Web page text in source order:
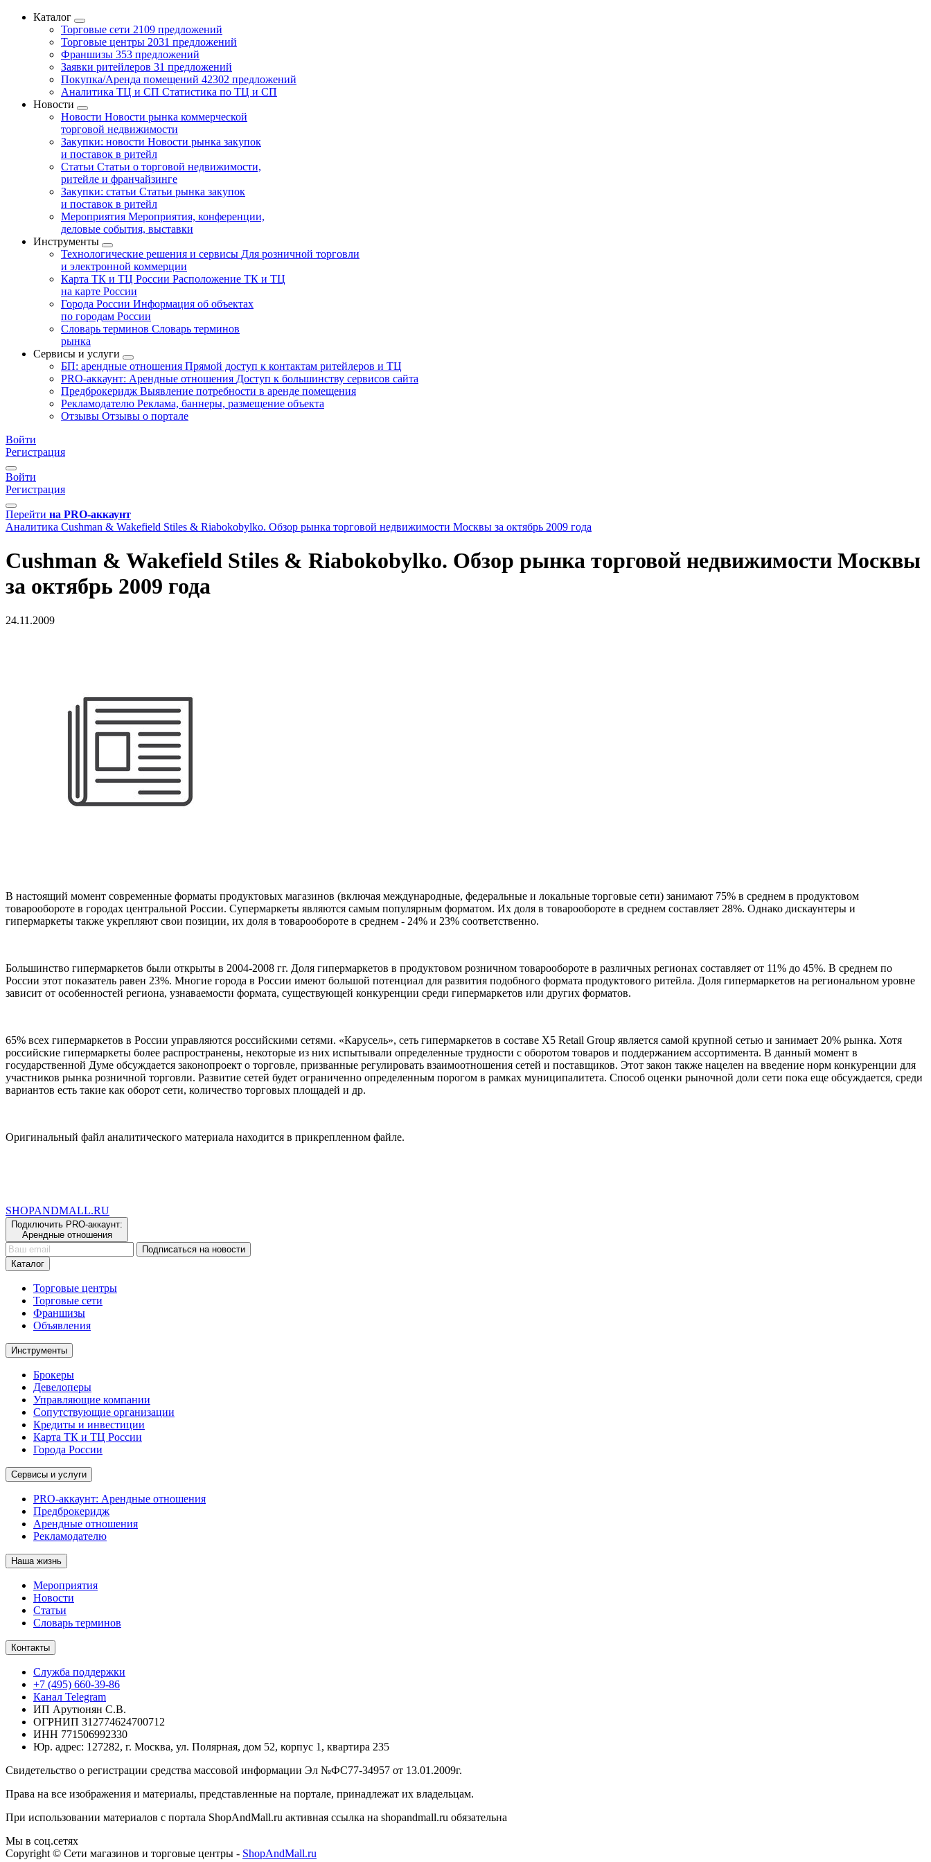
Каталог
Торговые сети 2109 предложений
Торговые центры 2031 предложений
Франшизы 353 предложений
Заявки ритейлеров 31 предложений
Покупка/Аренда помещений 42302 предложений
Аналитика ТЦ и СП Статистика по ТЦ и СП
Новости
Новости Новости рынка коммерческой
торговой недвижимости
Закупки: новости Новости рынка закупок
и поставок в ритейл
Статьи Статьи о торговой недвижимости,
ритейле и франчайзинге
Закупки: статьи Статьи рынка закупок
и поставок в ритейл
Мероприятия Мероприятия, конференции,
деловые события, выставки
Инструменты
Технологические решения и сервисы Для розничной торговли
и электронной коммерции
Карта ТК и ТЦ России Расположение ТК и ТЦ
на карте России
Города России Информация об объектах
по городам России
Словарь терминов Словарь терминов
рынка
Сервисы и услуги
БП: арендные отношения Прямой доступ к контактам ритейлеров и ТЦ
PRO-аккаунт: Арендные отношения Доступ к большинству сервисов сайта
Предброкеридж Выявление потребности в аренде помещения
Рекламодателю Реклама, баннеры, размещение объекта
Отзывы Отзывы о портале
Войти
Регистрация
Войти
Регистрация
Перейти на PRO-аккаунт
Аналитика Cushman & Wakefield Stiles & Riabokobylko. Обзор рынка торговой недвижимости Москвы за октябрь 2009 года
Cushman & Wakefield Stiles & Riabokobylko. Обзор рынка торговой недвижимости Москвы
за октябрь 2009 года
24.11.2009
В настоящий момент современные форматы продуктовых магазинов (включая международные, федеральные и локальные торговые сети) занимают 75% в среднем в продуктовом
товарообороте в городах центральной России. Супермаркеты являются самым популярным форматом. Их доля в товарообороте в среднем составляет 28%. Однако дискаунтеры и
гипермаркеты также укрепляют свои позиции, их доля в товарообороте в среднем - 24% и 23% соответственно.
Большинство гипермаркетов были открыты в 2004-2008 гг. Доля гипермаркетов в продуктовом розничном товарообороте в различных регионах составляет от 11% до 45%. В среднем по
России этот показатель равен 23%. Многие города в России имеют большой потенциал для развития подобного формата продуктового ритейла. Доля гипермаркетов на региональном уровне
зависит от особенностей региона, узнаваемости формата, существующей конкуренции среди гипермаркетов или других форматов.
65% всех гипермаркетов в России управляются российскими сетями. «Карусель», сеть гипермаркетов в составе X5 Retail Group является самой крупной сетью и занимает 20% рынка. Хотя
российские гипермаркеты более распространены, некоторые из них испытывали определенные трудности с оборотом товаров и поддержанием ассортимента. В данный момент в
государственной Думе обсуждается законопроект о торговле, призванные регулировать взаимоотношения сетей и поставщиков. Этот закон также нацелен на введение норм конкуренции для
участников рынка розничной торговли. Развитие сетей будет ограниченно определенным порогом в рамках муниципалитета. Способ оценки рыночной доли сети пока еще обсуждается, среди
вариантов есть такие как оборот сети, количество торговых площадей и др.
Оригинальный файл аналитического материала находится в прикрепленном файле.
SHOPANDMALL.RU
Подключить PRO-аккаунт:
Арендные отношения
Подписаться на новости
Каталог
Торговые центры
Торговые сети
Франшизы
Объявления
Инструменты
Брокеры
Девелоперы
Управляющие компании
Сопутствующие организации
Кредиты и инвестиции
Карта ТК и ТЦ России
Города России
Сервисы и услуги
PRO-аккаунт: Арендные отношения
Предброкеридж
Арендные отношения
Рекламодателю
Наша жизнь
Мероприятия
Новости
Статьи
Словарь терминов
Контакты
Служба поддержки
+7 (495) 660-39-86
Канал Telegram
ИП Арутюнян С.В.
ОГРНИП 312774624700712
ИНН 771506992330
Юр. адрес: 127282, г. Москва, ул. Полярная, дом 52, корпус 1, квартира 235
Свидетельство о регистрации средства массовой информации Эл №ФС77-34957 от 13.01.2009г.
Права на все изображения и материалы, представленные на портале, принадлежат их владельцам.
При использовании материалов с портала ShopAndMall.ru активная ссылка на shopandmall.ru обязательна
Мы в соц.сетях
Copyright © Сети магазинов и торговые центры - ShopAndMall.ru